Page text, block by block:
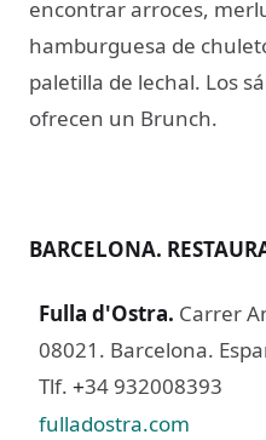
encontrar arroces,
hamburguesa de
paletilla de lechal. Los
ofrecen un Brunch.
BARCELONA.
Fulla d'Ostra. Carrer
08021. Barcelona.
Tlf. +34 932008393
fulladostra.com